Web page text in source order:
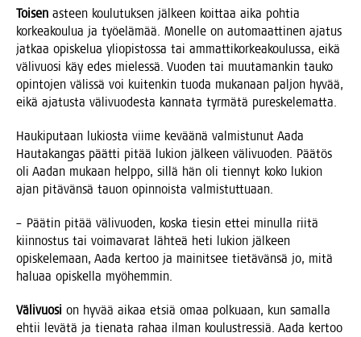
Toi­sen asteen kou­lu­tuk­sen jäl­keen koit­taa aika poh­tia
kor­kea­kou­lua ja työ­elä­mää. Monel­le on auto­maat­ti­nen aja­tus
jat­kaa opis­ke­lua yli­opis­tos­sa tai ammat­ti­kor­kea­kou­lus­sa, eikä
väli­vuo­si käy edes mie­les­sä. Vuo­den tai muu­ta­man­kin tau­ko
opin­to­jen välis­sä voi kui­ten­kin tuo­da muka­naan pal­jon hyvää,
eikä aja­tus­ta väli­vuo­des­ta kan­na­ta tyr­mä­tä pureskelematta.
Hau­ki­pu­taan lukios­ta vii­me kevää­nä val­mis­tu­nut Aada
Hau­ta­kan­gas päät­ti pitää lukion jäl­keen väli­vuo­den. Pää­tös
oli Aadan mukaan help­po, sil­lä hän oli tien­nyt koko lukion
ajan pitä­vän­sä tauon opin­nois­ta valmistuttuaan.
– Pää­tin pitää väli­vuo­den, kos­ka tie­sin ettei minul­la rii­tä
kiin­nos­tus tai voi­ma­va­rat läh­teä heti lukion jäl­keen
opis­ke­le­maan, Aada ker­too ja mai­nit­see tie­tä­vän­sä jo, mitä
halu­aa opis­kel­la myöhemmin.
Väli­vuo­si on hyvää aikaa etsiä omaa pol­ku­aan, kun samal­la
ehtii levä­tä ja tie­na­ta rahaa ilman kou­lustres­siä. Aada ker­too